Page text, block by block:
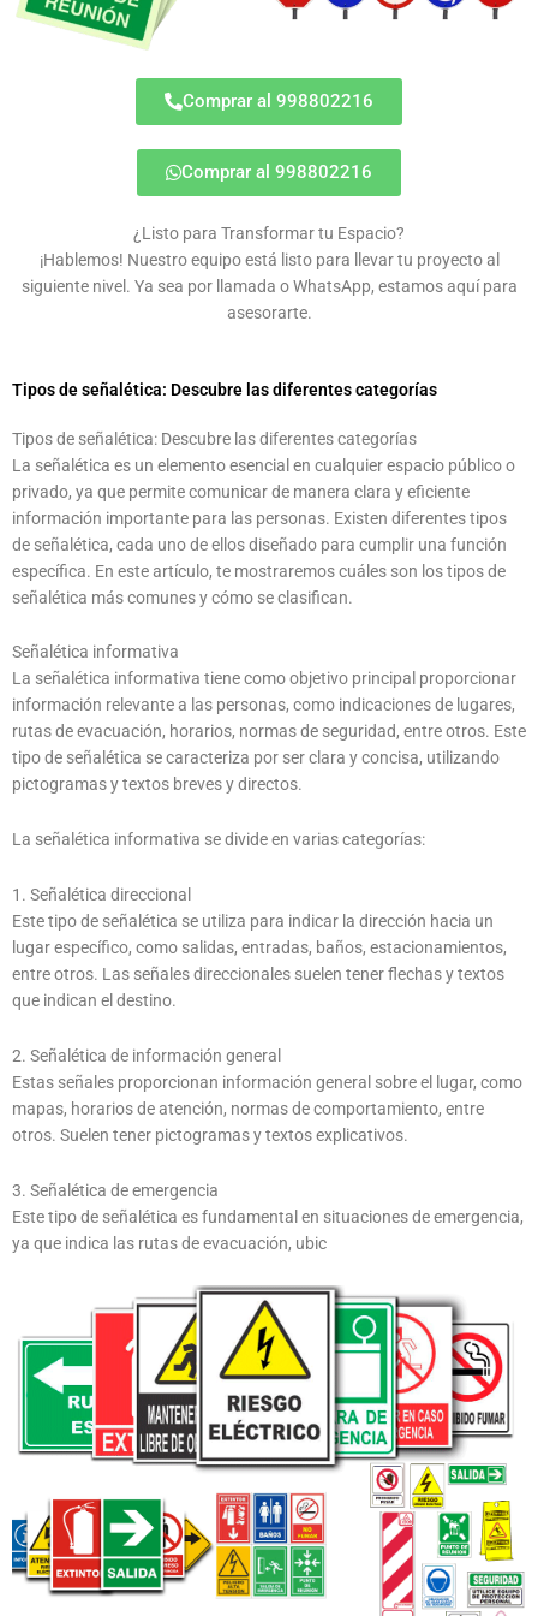
Comprar al 998802216
Comprar al 998802216
¿Listo para Transformar tu Espacio?
¡Hablemos! Nuestro equipo está listo para llevar tu proyecto al
siguiente nivel. Ya sea por llamada o WhatsApp, estamos aquí para
asesorarte.
Tipos de señalética: Descubre las diferentes categorías
Tipos de señalética: Descubre las diferentes categorías
La señalética es un elemento esencial en cualquier espacio público o
privado, ya que permite comunicar de manera clara y eficiente
información importante para las personas. Existen diferentes tipos
de señalética, cada uno de ellos diseñado para cumplir una función
específica. En este artículo, te mostraremos cuáles son los tipos de
señalética más comunes y cómo se clasifican.
Señalética informativa
La señalética informativa tiene como objetivo principal proporcionar
información relevante a las personas, como indicaciones de lugares,
rutas de evacuación, horarios, normas de seguridad, entre otros. Este
tipo de señalética se caracteriza por ser clara y concisa, utilizando
pictogramas y textos breves y directos.
La señalética informativa se divide en varias categorías:
1. Señalética direccional
Este tipo de señalética se utiliza para indicar la dirección hacia un
lugar específico, como salidas, entradas, baños, estacionamientos,
entre otros. Las señales direccionales suelen tener flechas y textos
que indican el destino.
2. Señalética de información general
Estas señales proporcionan información general sobre el lugar, como
mapas, horarios de atención, normas de comportamiento, entre
otros. Suelen tener pictogramas y textos explicativos.
3. Señalética de emergencia
Este tipo de señalética es fundamental en situaciones de emergencia,
ya que indica las rutas de evacuación, ubic